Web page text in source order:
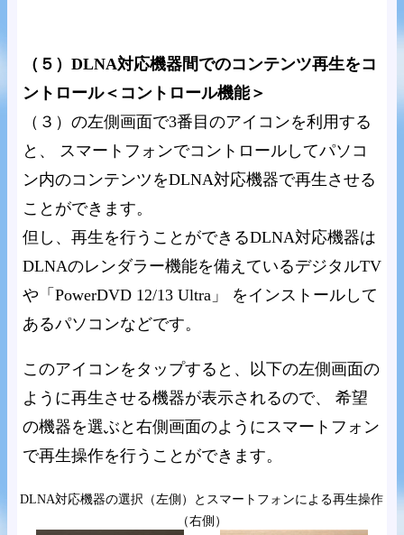
（５）DLNA対応機器間でのコンテンツ再生をコ
ントロール＜コントロール機能＞
（３）の左側画面で3番目のアイコンを利用する
と、 スマートフォンでコントロールしてパソコ
ン内のコンテンツをDLNA対応機器で再生させる
ことができます。
但し、再生を行うことができるDLNA対応機器は
DLNAのレンダラー機能を備えているデジタルTV
や「PowerDVD 12/13 Ultra」 をインストールして
あるパソコンなどです。
このアイコンをタップすると、以下の左側画面の
ように再生させる機器が表示されるので、 希望
の機器を選ぶと右側画面のようにスマートフォン
で再生操作を行うことができます。
DLNA対応機器の選択（左側）とスマートフォンによる再生操作
（右側）